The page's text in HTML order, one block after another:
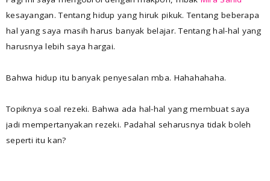
kesayangan. Tentang hidup yang hiruk pikuk. Tentang beberapa
hal yang saya masih harus banyak belajar. Tentang hal-hal yang
harusnya lebih saya hargai.
Bahwa hidup itu banyak penyesalan mba. Hahahahaha.
Topiknya soal rezeki. Bahwa ada hal-hal yang membuat saya
jadi mempertanyakan rezeki. Padahal seharusnya tidak boleh
seperti itu kan?